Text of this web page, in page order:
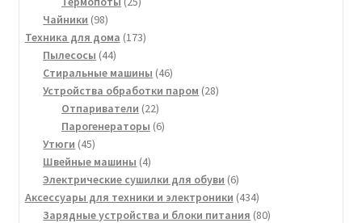
Чайники 9898
товаров
Техника для дома 173173
Пылесосы 4444
товара
Стиральные машины 4646
товаров
Устройства обработки паром 2828
Отпариватели 2222
товара
Парогенераторы 66
Утюги 4545
товаров
Швейные машины 44
товара
Электрические сушилки для обуви 66
товаров
Аксессуары для техники и электроники 434434
товара
Зарядные устройства и блоки питания 8080